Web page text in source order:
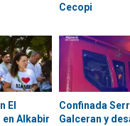
Cecopi
El
Alkabir
Confinada
Galceran y